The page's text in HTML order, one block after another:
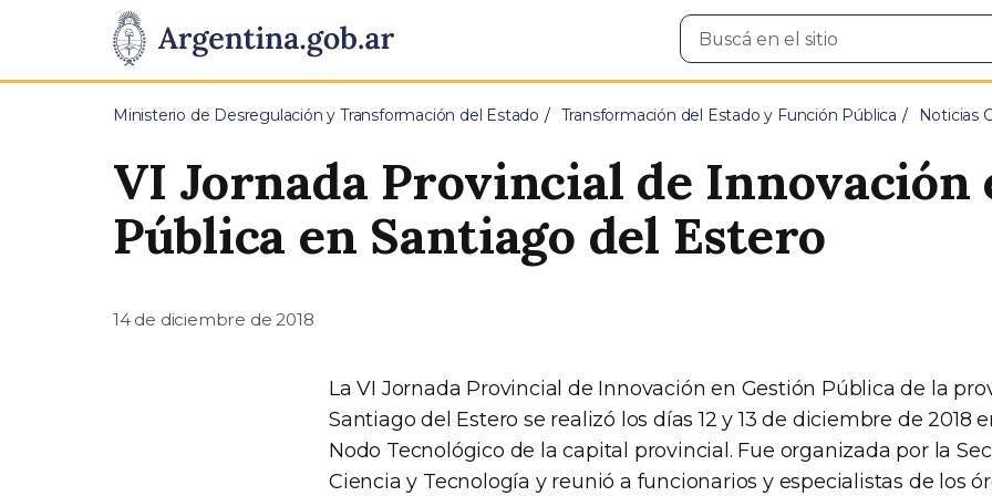
Presidencia
de
Pasar al contenido principal
Buscar
en
Ministerio de Desregulación y Transformación del Estado Transformación del Estado y Función Pública Noticias
VI Jornada Provincial de Innovación
Pública en Santiago del Estero
14 de diciembre de 2018
La VI Jornada Provincial de Innovación en Gestión Pública de la
Santiago del Estero se realizó los días 12 y 13 de diciembre de 2018
Nodo Tecnológico de la capital provincial. Fue organizada por la
Ciencia y Tecnología y reunió a funcionarios y especialistas de los